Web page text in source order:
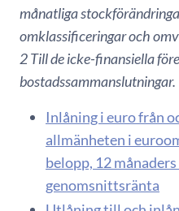
månatliga
omklassificeringar och
2 Till de icke-finansiella
bostadssammanslutningar.
Inlåning i euro från
allmänheten i
belopp, 12
genomsnittsränta